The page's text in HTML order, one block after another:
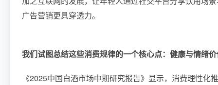
广告营销更具穿透力。
我们试图总结这些消费规律的一个核心点：健康与情绪
《2025中国白酒市场中期研究报告》显示，消费理性